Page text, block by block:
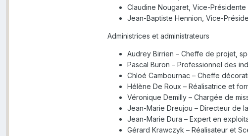
Claudine Nougaret, Vice-Présidente
Jean-Baptiste Hennion, Vice-
Administrices et administrateurs
Audrey Birrien – Cheffe de projet,
Pascal Buron – Professionnel des
Chloé Cambournac – Cheffe
Hélène De Roux – Réalisatrice et
Véronique Demilly – Chargée de
Jean-Marie Dreujou – Directeur de
Jean-Marie Dura – Expert en
Gérard Krawczyk – Réalisateur et